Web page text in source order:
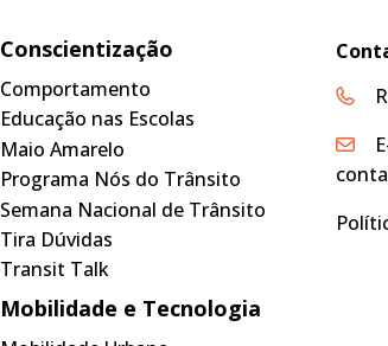
Conscientização
Comportamento
Educação nas Escolas
Maio Amarelo
Programa Nós do Trânsito
Semana Nacional de Trânsito
Tira Dúvidas
Transit Talk
Mobilidade e Tecnologia